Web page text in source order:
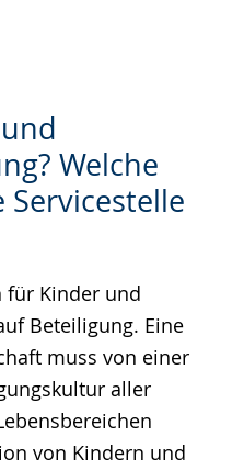
Welche
für Kinder und
Beteiligung. Eine
muss von einer
aller
von Kindern und